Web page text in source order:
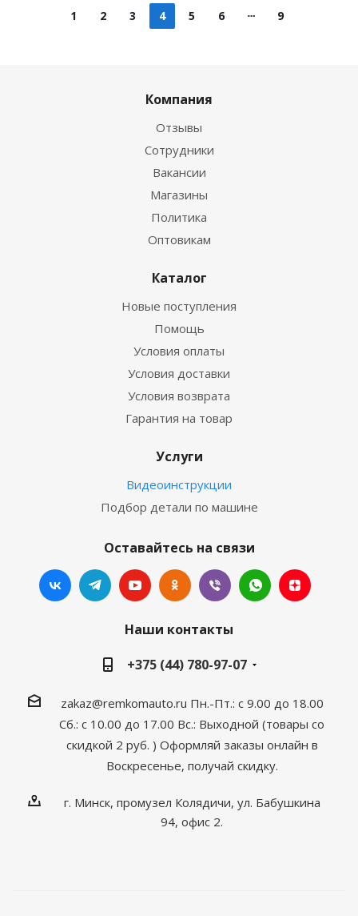
1 2 3 4 5 6 9
Компания
Отзывы
Сотрудники
Вакансии
Магазины
Политика
Оптовикам
Каталог
Новые поступления
Помощь
Условия оплаты
Условия доставки
Условия возврата
Гарантия на товар
Услуги
Видеоинструкции
Подбор детали по машине
Оставайтесь на связи
Наши контакты
+375 (44) 780-97-07
zakaz@remkomauto.ru Пн.-Пт.: с 9.00 до 18.00
Сб.: с 10.00 до 17.00 Вс.: Выходной (товары со
скидкой 2 руб. ) Оформляй заказы онлайн в
Воскресенье, получай скидку.
г. Минск, промузел Колядичи, ул. Бабушкина
94, офис 2.